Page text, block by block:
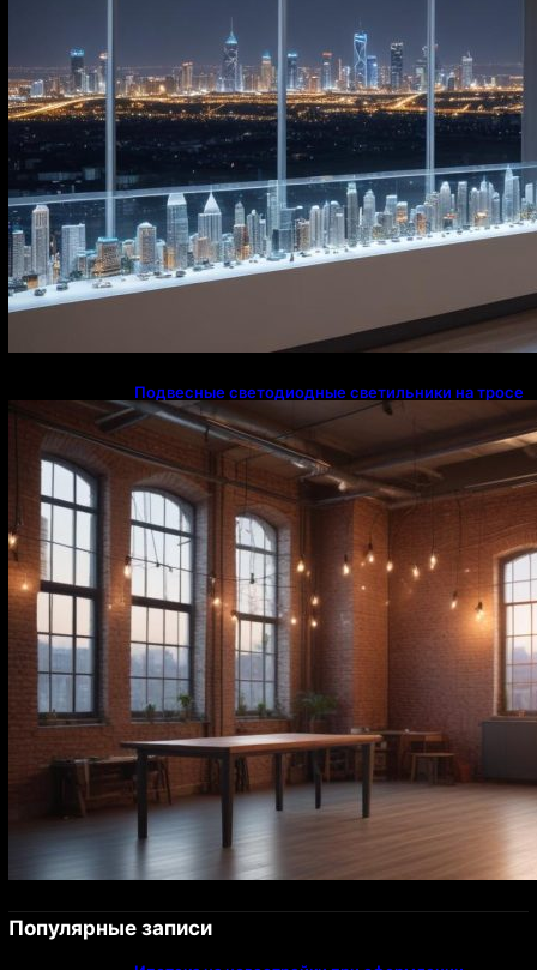
Подвесные светодиодные светильники на тросе
Популярные записи